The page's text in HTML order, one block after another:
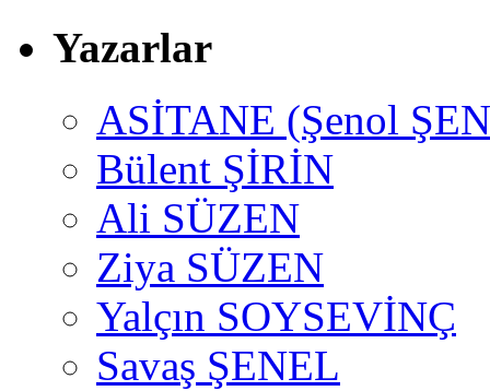
Yazarlar
ASİTANE (Şenol
Bülent ŞİRİN
Ali SÜZEN
Ziya SÜZEN
Yalçın SOYSEVİNÇ
Savaş ŞENEL